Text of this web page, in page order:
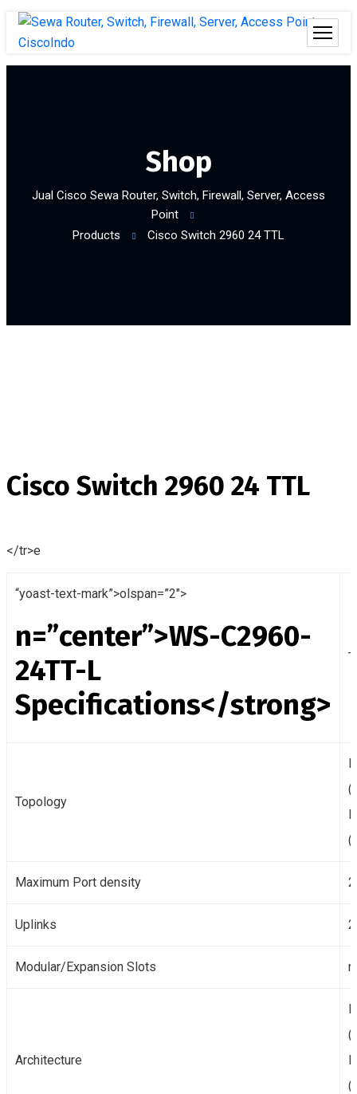
Shop
Jual Cisco Sewa Router, Switch, Firewall, Server, Access
Point
Products
Cisco Switch 2960 24 TTL
Cisco Switch 2960 24 TTL
</tr>e
“yoast-text-mark”>olspan=”2″>
n=”center”>WS-C2960-
24TT-L
Specifications</strong>
Topology
Maximum Port density
Uplinks
Modular/Expansion Slots
Architecture